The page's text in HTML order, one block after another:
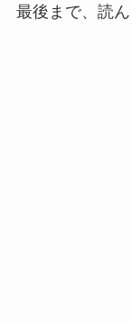
最後まで、読